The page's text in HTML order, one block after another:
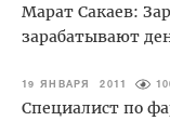
Марат Сакаев:
зарабатывают
19 ЯНВАРЯ 2011
Специалист по